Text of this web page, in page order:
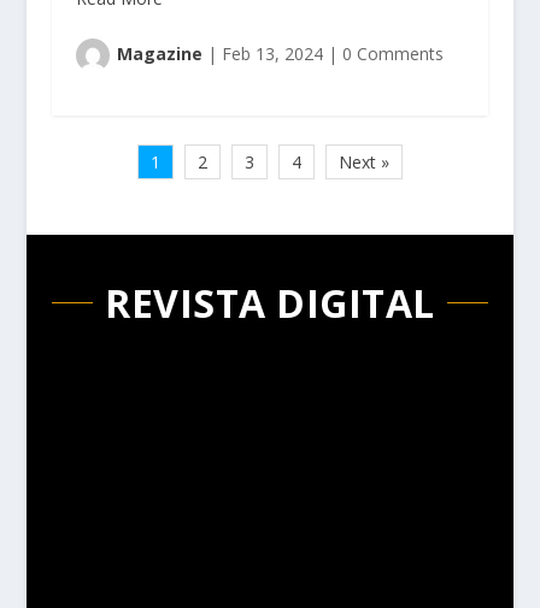
Magazine | Feb 13, 2024| 0 Comments
1 2 3 4 Next »
REVISTA DIGITAL